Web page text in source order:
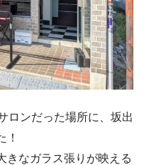
ロンだった場所に、坂出
！
きなガラス張りが映える